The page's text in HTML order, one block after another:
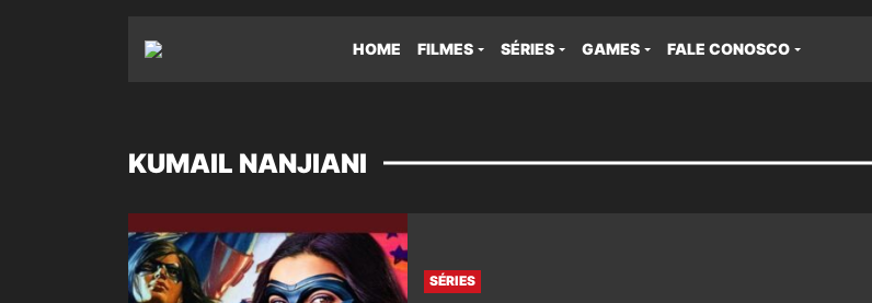
HOME FILMES SÉRIES GAMES FALE CONOSCO
KUMAIL NANJIANI
SÉRIES